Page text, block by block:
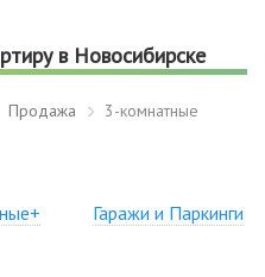
в Новосибирске
Продажа
3-комнатные
Гаражи и Паркинги